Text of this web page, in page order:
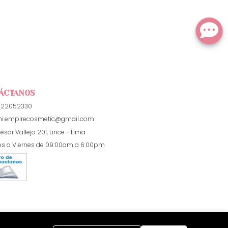
Vallejo 201, Lince - Lima
a Viernes de 09:00am a 6:00pm